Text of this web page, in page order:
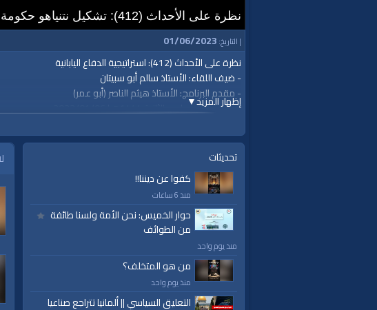
نظرة على الأحداث (412): تشكيل نتنياهو حكومة مع أقصى اليمين
| التاريخ: 01/06/2023
إظهار المزيد▼
نظرة على الأحداث (412): استراتيجية الدفاع اليابانية
- ضيف اللقاء: الأستاذ سالم أبو سبيتان
- مقدم البرنامج: الأستاذ هيثم الناصر (أبو عمر)
الجمعة، 13 جمادى الثانية 1444هـ| 2023/01/06م
===========================
#قناة_الواقية
www.alwaqiyah.tv
لمتابعة المزيد من إنتاجات قناة الواقية
https://www.youtube.com/user/Alwaqiya...
اشترك في القناة الرسمية على تليجرام:
https://t.me/AlWaqiyahTV
الصفحة الرسمية لقناة الواقية على الفيسبوك
https://www.facebook.com/alwaqiyahtube
الصفحة الرسمية على تويتر
https://twitter.com/AlwaqiyahTV
قناة الواقية: انحياز إلى مبدأ الأمة
تحديثات
كفوا عن ديننا!!
منذ 6 ساعات
حوار الخميس: نحن الأمة ولسنا طائفة
من الطوائف
منذ يوم واحد
من هو المتخلف؟
منذ يوم واحد
التعليق السياسي || ألمانيا تتراجع صناعيا